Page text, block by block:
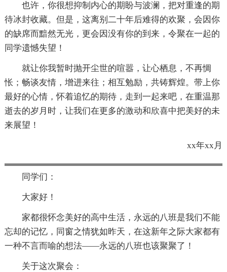
也许，你很想抑制内心的期盼与波澜，把对重逢的期
待冰封收藏。但是，这离别二十年后难得的欢聚，会因你
的缺席而黯然无光，更会因没有你的到来，令聚在一起的
同学遗憾失望！
就让你我暂时抛开尘世的喧嚣，让心栖息，不再惆
怅；畅谈友情，增进来往；相互勉励，共铸辉煌。带上你
最好的心情，怀着追忆的期待，走到一起来吧，在重温那
逝去的岁月时，让我们在更多的激动和欣喜中把美好的未
来展望！
xx年xx月
同学们：
大家好！
家都很怀念美好的高中生活，永远的八班是我们不能
忘却的记忆，同窗之情犹如昨天，在这新年之际大家都有
一种不言而喻的想法——永远的八班也该聚聚了！
关于这次聚会：